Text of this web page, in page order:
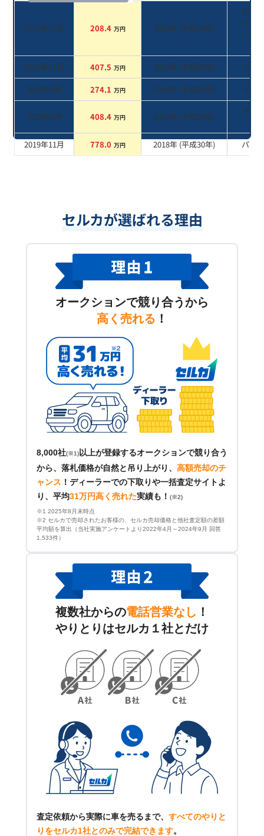
2025年12月 208.4 万円 2018年 (平成30年)
ホワ
ウォ
ーパ
2025年11月
407.5 万円 2018年 (平成30年)
パール
2025年9月
274.1 万円 2018年 (平成30年) ブルー
2023年2月 408.4 万円 2018年 (平成30年)
ブラ
2019年11月
778.0 万円 2018年 (平成30年) パール
セルカが選ばれる理由
オークションで競り合うから
高く売れる ！
8,000社(※1) 以上が登録するオークションで競り合う
から、落札価格が自然と吊り上がり、 高額売却のチ
ャンス ！ ディーラーでの下取りや一括査定サイトよ
り、平均31万円高く売れた実績も！ (※2)
※1 2025年8月末時点
※2 セルカで売却されたお客様の、セルカ売却価格と他社査定額の差額
平均額を算出（当社実施アンケートより2022年4月～2024年9月 回答
1,533件）
複数社からの電話営業なし ！
やりとりはセルカ１社とだけ
査定依頼から実際に車を売るまで、 すべてのやりと
りをセルカ1社とのみで完結できます。